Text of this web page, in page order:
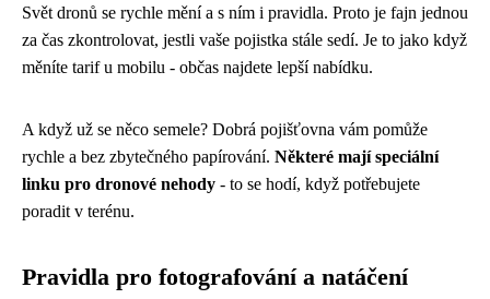
Svět dronů se rychle mění a s ním i pravidla. Proto je fajn jednou
za čas zkontrolovat, jestli vaše pojistka stále sedí. Je to jako když
měníte tarif u mobilu - občas najdete lepší nabídku.
A když už se něco semele? Dobrá pojišťovna vám pomůže
rychle a bez zbytečného papírování. Některé mají speciální
linku pro dronové nehody - to se hodí, když potřebujete
poradit v terénu.
Pravidla pro fotografování a natáčení